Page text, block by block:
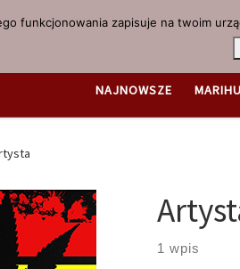
NAJNOWSZE
1 wpis
funkcjonowania zapisuje na twoim